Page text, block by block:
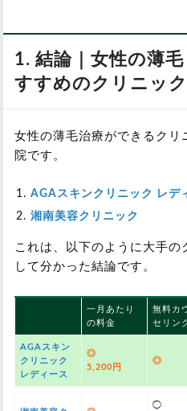
1. 結論｜女性の薄
すすめのクリニック
女性の薄毛治療ができるクリ
院です。
AGAスキンクリニック レデ
湘南美容クリニック
これは、以下のように大手
して分かった結論です。
一月あたり
の料金
無料カ
セリン
AGAスキン
クリニック
レディース
◎
5,200円
◎
◯